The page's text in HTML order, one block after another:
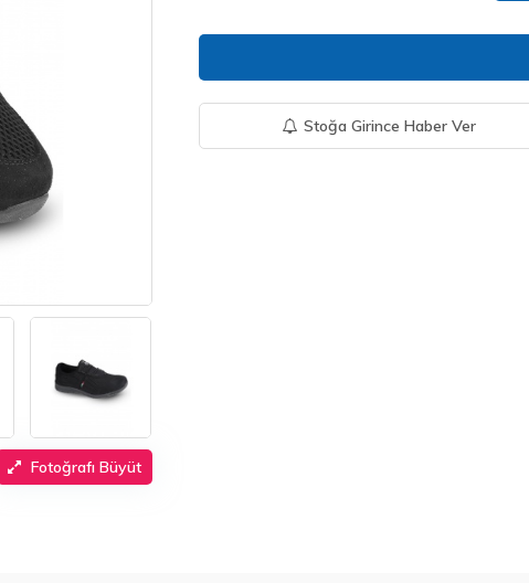
Fotoğrafı Büyüt
Stoğa Girince Haber Ver